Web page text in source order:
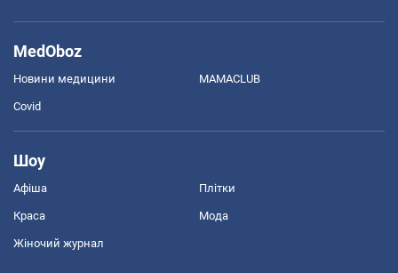
MedOboz
Новини медицини MAMACLUB
Covid
Шоу
Афіша Плітки
Краса Мода
Жіночий журнал